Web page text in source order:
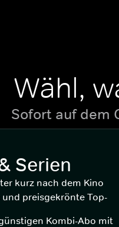
Wähl,
Sofort auf dem
Serien
kurz nach dem Kino
und preisgekrönte Top-
Kombi-Abo mit